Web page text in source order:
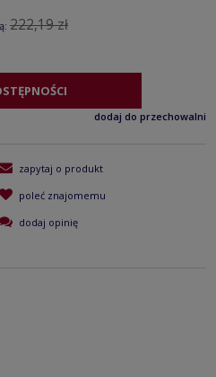
222,19 zł
dodaj do przechowalni
zapytaj o produkt
poleć znajomemu
dodaj opinię